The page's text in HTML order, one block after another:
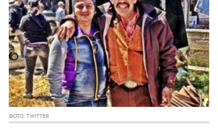
ФОТО: TWITTER